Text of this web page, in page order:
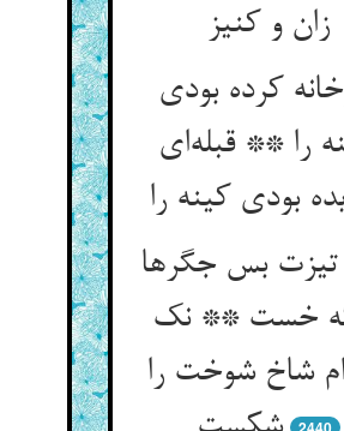
زان و کنیز
کرده بودی
را ** قبله‌ای
بودی کینه را
بس جگرها
خست ** نک
شاخ شوخت را